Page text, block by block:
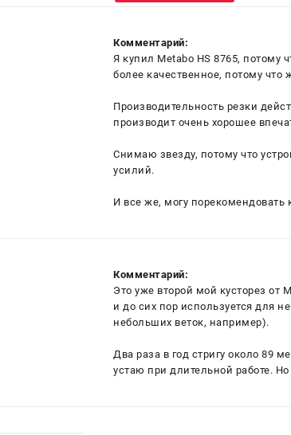
Комментарий:
Я купил Metabo HS 8765, потому
более качественное, потому что
Производительность резки
производит очень хорошее
Снимаю звезду, потому что
усилий.
И все же, могу порекомендовать
Комментарий:
Это уже второй мой кусторез от
и до сих пор используется для
небольших веток, например).
Два раза в год стригу около 89
устаю при длительной работе.